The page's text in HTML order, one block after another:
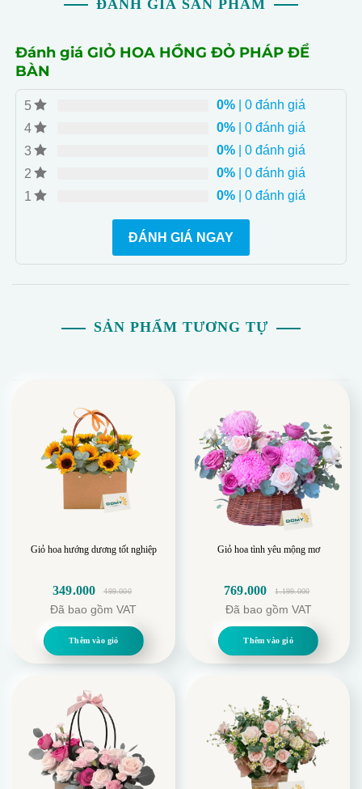
ĐÁNH GIÁ SẢN PHẨM
Đánh giá GIỎ HOA HỒNG ĐỎ PHÁP ĐỂ
BÀN
5 0%| 0 đánh giá
4
0%| 0 đánh giá
3
0%| 0 đánh giá
2
0%| 0 đánh giá
1
0%| 0 đánh giá
ĐÁNH GIÁ NGAY
SẢN PHẨM TƯƠNG TỰ
Giỏ hoa hướng dương tốt nghiệp
499.000
gốc
349.000
hiện
349.000.
Đã bao gồm VAT
Thêm vào giỏ
Giỏ hoa tình yêu mộng mơ
1.199.000
gốc
là:
1.199.000.
769.000
hiện
tại
là:
769.000.
Đã bao gồm VAT
Thêm vào giỏ